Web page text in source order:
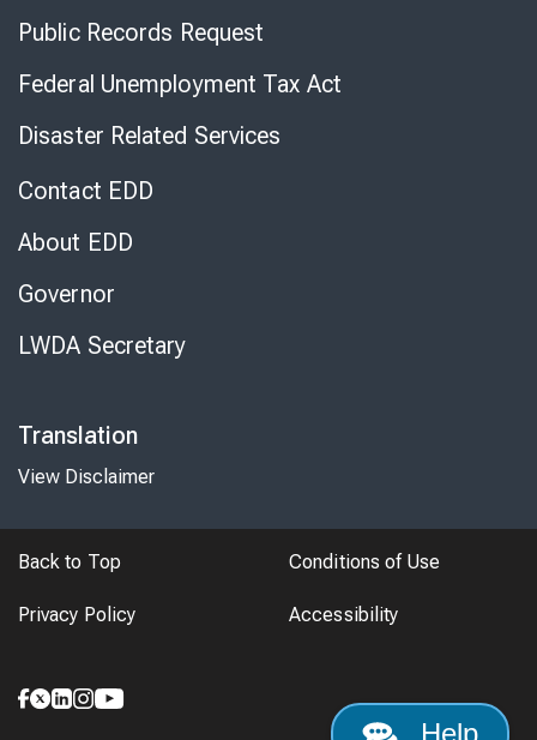
Help
Public Records Request
Federal Unemployment Tax Act
Disaster Related Services
Contact EDD
About EDD
Governor
LWDA Secretary
Translation
View Disclaimer
Back to Top Conditions of Use
Privacy Policy Accessibility